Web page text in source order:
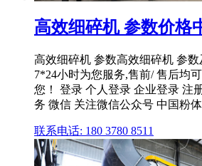
高效细碎机 参数价格
高效细碎机 参数高效细碎机 参
7*24小时为您服务,售前/ 售后均
您！ 登录 个人登录 企业登录 注
务 微信 关注微信公众号 中国粉
联系电话: 180 3780 8511